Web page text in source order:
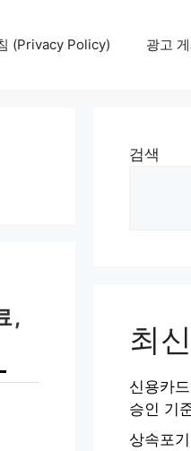
(Privacy Policy) 광고
,
검색
최
신용카
승인 기
상속포